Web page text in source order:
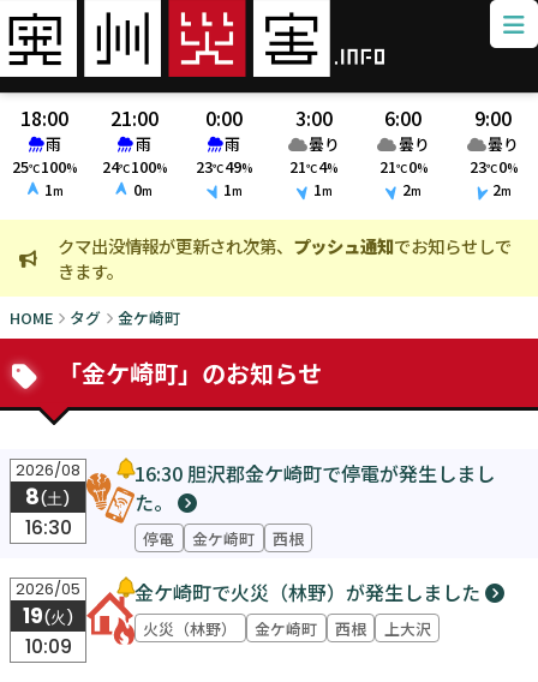
18:00
雨
25℃100%
1m
21:00
雨
24℃100%
0m
0:00
雨
23℃49%
1m
3:00
曇り
21℃4%
1m
6:00
曇り
21℃0%
2m
9:00
曇り
23℃0%
2m
クマ出没情報が更新され次第、 プッシュ通知でお知らせしで
きます。
HOME タグ 金ケ崎町
「金ケ崎町」のお知らせ
2026/08
8(土)
16:30
16:30 胆沢郡金ケ崎町で停電が発生しまし
た。
停電 金ケ崎町 西根
2026/05
19(火)
10:09
金ケ崎町で火災（林野）が発生しました
火災（林野） 金ケ崎町 西根 上大沢